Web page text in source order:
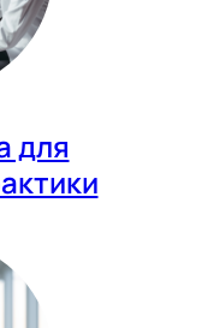
для